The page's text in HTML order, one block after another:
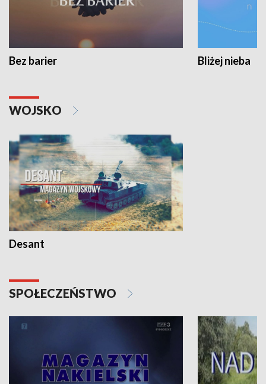
Bez barier Bliżej nieba
WOJSKO
Desant
SPOŁECZEŃSTWO